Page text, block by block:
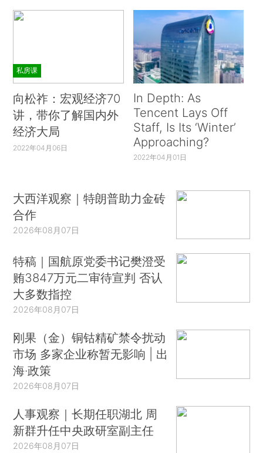
私房课
向松祚：宏观经济70
讲，带你了解国内外
经济大局
2022年04月06日
In Depth: As
Tencent Lays Off
Staff, Is Its ‘Winter’
Approaching?
2022年04月01日
大西洋观察｜特朗普助力金砖
合作
2026年08月07日
特稿｜国航原党委书记樊澄受
贿3847万元二审待宣判 否认
大多数指控
2026年08月07日
刚果（金）铜钴精矿禁令扰动
市场 多家企业称暂无影响 | 出
海·政策
2026年08月07日
人事观察｜长期任职湖北 周
新群升任中央政研室副主任
2026年08月07日